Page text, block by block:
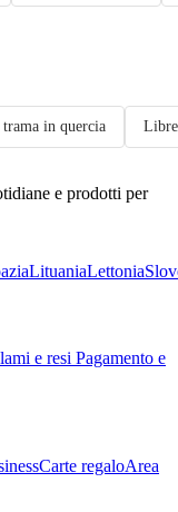
in quercia
e prodotti per
LituaniaLettonia
e resi Pagamento e
Carte regaloArea